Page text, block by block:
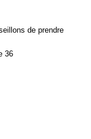
de prendre
36